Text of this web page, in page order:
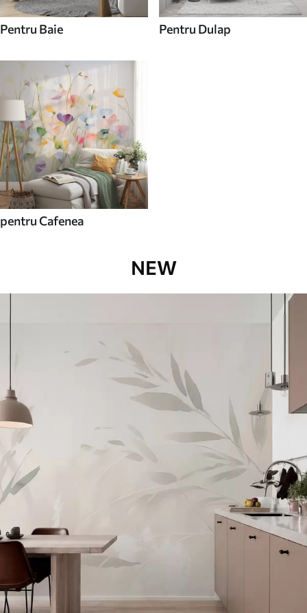
Pentru Baie Pentru Dulap
pentru Cafenea
NEW